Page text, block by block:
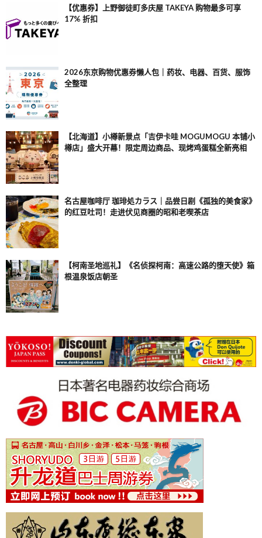
【优惠券】上野御徒町多庆屋 TAKEYA 购物最多可享
17% 折扣
2026东京购物优惠券懒人包｜药妆、电器、百货、服饰
全整理
【北海道】小樽新景点「吉伊卡哇 MOGUMOGU 本铺小
樽店」盛大开幕！限定周边商品、现烤鸡蛋糕全新亮相
名古屋咖啡厅 珈琲処カラス｜品尝日剧《孤独的美食家》
的红豆吐司！走进伏见商圈的昭和老喫茶店
【柯南圣地巡礼】《名侦探柯南：高速公路的堕天使》箱
根温泉饭店朝圣